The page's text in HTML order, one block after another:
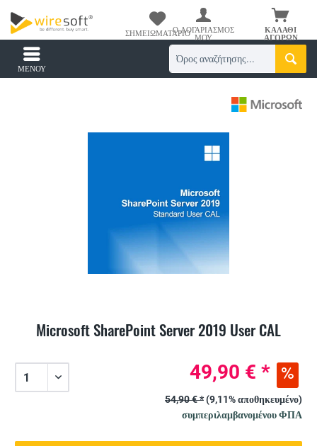
ΚΑΛΆΘΙ
ΑΓΟΡΏΝ
ΣΗΜΕΙΩΜΑΤΆΡΙΟΟ ΛΟΓΑΡΙΑΣΜΌΣ
ΜΟΥ
ΜΕΝΟΎ
Microsoft SharePoint Server 2019 User CAL
49,90 € *
54,90 € *(9,11% αποθηκευμένο)
συμπεριλαμβανομένου ΦΠΑ